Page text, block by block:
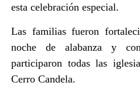
esta celebración especial.
Las familias fueron
noche de alabanza y
participaron todas las
Cerro Candela.